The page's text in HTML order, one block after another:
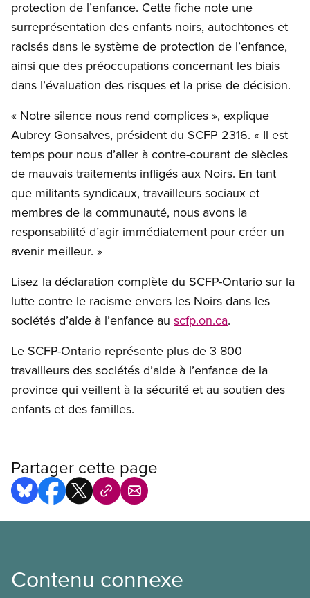
protection de l’enfance. Cette fiche note une
surreprésentation des enfants noirs, autochtones et
racisés dans le système de protection de l’enfance,
ainsi que des préoccupations concernant les biais
dans l’évaluation des risques et la prise de décision.
« Notre silence nous rend complices », explique
Aubrey Gonsalves, président du SCFP 2316. « Il est
temps pour nous d’aller à contre-courant de siècles
de mauvais traitements infligés aux Noirs. En tant
que militants syndicaux, travailleurs sociaux et
membres de la communauté, nous avons la
responsabilité d’agir immédiatement pour créer un
avenir meilleur. »
Lisez la déclaration complète du SCFP-Ontario sur la
lutte contre le racisme envers les Noirs dans les
sociétés d’aide à l’enfance au scfp.on.ca.
Le SCFP-Ontario représente plus de 3 800
travailleurs des sociétés d’aide à l’enfance de la
province qui veillent à la sécurité et au soutien des
enfants et des familles.
Partager cette page
Contenu connexe